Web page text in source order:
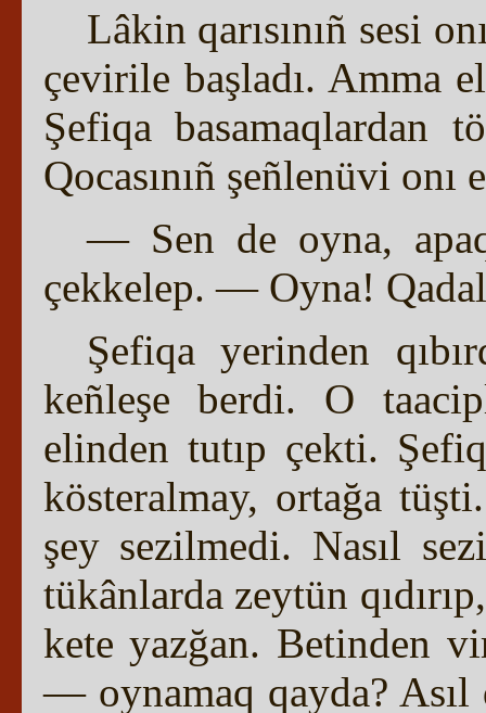
Lâkin qarısınıñ sesi
çevirile başladı. Amma
Şefiqa basamaqlardan
Qocasınıñ şeñlenüvi
— Sen de oyna,
çekkelep. — Oyna!
Şefiqa yerinden
keñleşe berdi. O
elinden tutıp çekti.
kösteralmay, ortağa
şey sezilmedi. Nasıl
tükânlarda zeytün
kete yazğan. Betinden
— oynamaq qayda? Asıl